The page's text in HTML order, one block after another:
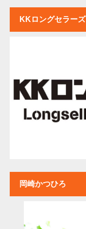
KKロングセラーズ
岡崎かつひろ